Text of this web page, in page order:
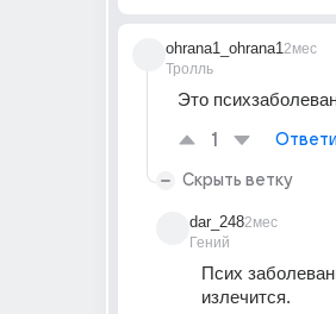
ohrana1_ohrana1
Тролль
2мес
Это
1
Скрыть ветку
dar_248
Гений
2мес
Псих
излечится.